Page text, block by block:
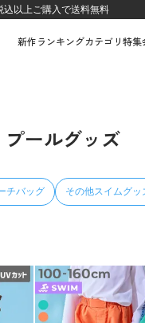
込以上ご購入で送料無料
新作ランキングカテゴリ特集
ールグッズ
チバッグ その他スイムグッ